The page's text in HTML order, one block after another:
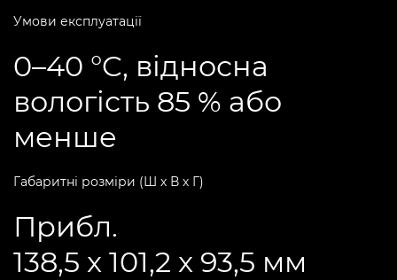
Умови експлуатації
0–40 °C, відносна
вологість 85 % або
менше
Габаритні розміри (Ш х В х Г)
Прибл.
138,5 x 101,2 x 93,5 мм